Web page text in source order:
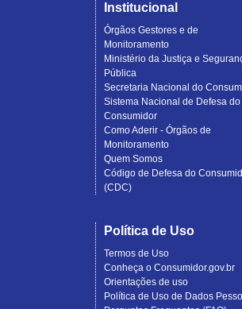
Institucional
Órgãos Gestores e de
Monitoramento
Ministério da Justiça e
Pública
Secretaria Nacional do
Sistema Nacional de Defesa do
Consumidor
Como Aderir - Órgãos de
Monitoramento
Quem Somos
Código de Defesa do
(CDC)
Política de Uso
Termos de Uso
Conheça o Consumidor.gov.br
Orientações de uso
Política de Uso de Dados